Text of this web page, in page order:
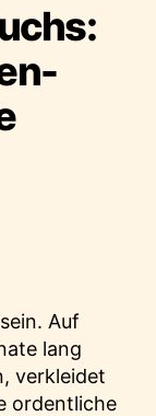
Auf
lang
verkleidet
ordentliche